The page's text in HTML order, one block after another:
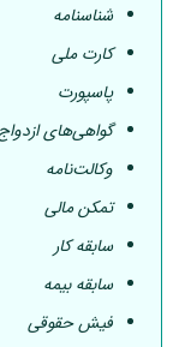
شناسنامه
کارت ملی
پاسپورت
گواهی‌های
وکالت‌نامه
تمکن مالی
سابقه کار
سابقه بیمه
فیش حقوقی